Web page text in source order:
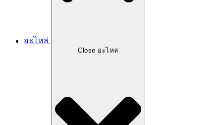
อะไหล่
Close อะไหล่